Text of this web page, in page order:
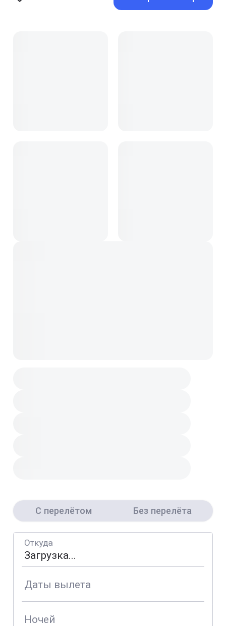
С перелётом Без перелёта
Откуда
Даты вылета
Ночей